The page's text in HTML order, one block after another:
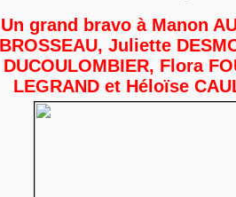
Un grand bravo à Manon
BROSSEAU, Juliette
DUCOULOMBIER, Flora
LEGRAND et Héloïse